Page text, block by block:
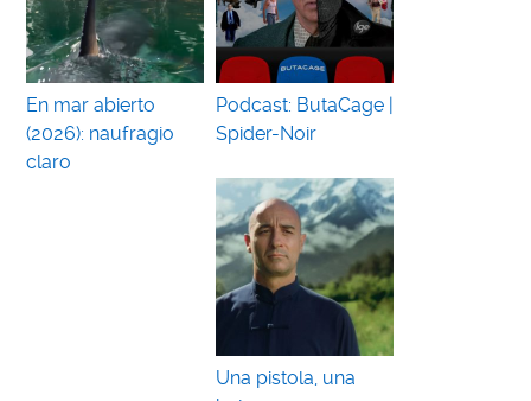
En mar abierto
(2026): naufragio
claro
Podcast: ButaCage |
Spider-Noir
Una pistola, una